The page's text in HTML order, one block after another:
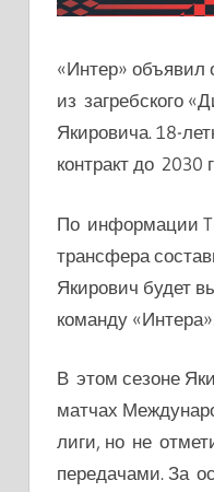
«Интер» объявил
из загребского
Якировича. 18-
контракт до 2030
По информации
трансфера
Якирович будет
команду
В этом сезоне
матчах
лиги, но не
передачами. За